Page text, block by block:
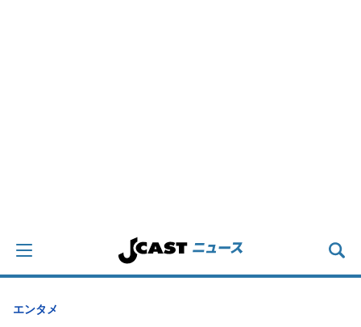
エンタメ